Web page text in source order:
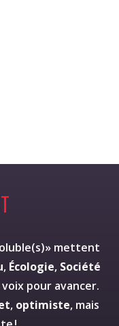
mettent
, Écologie, Société
pour avancer.
, optimiste, mais